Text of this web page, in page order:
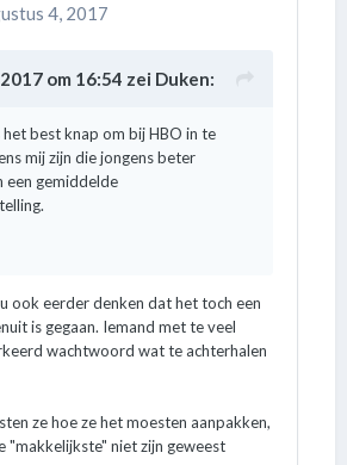
4, 2017
om 16:54 zei Duken:
best knap om bij HBO in te
mij zijn die jongens beter
een gemiddelde
ook eerder denken dat het toch een
is gegaan. Iemand met te veel
wachtwoord wat te achterhalen
ze hoe ze het moesten aanpakken,
"makkelijkste" niet zijn geweest